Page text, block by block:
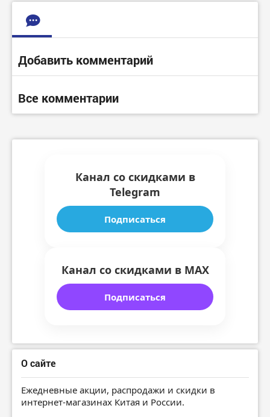
Добавить комментарий
Все комментарии
Канал со скидками в
Telegram
Подписаться
Канал со скидками в MAX
Подписаться
О сайте
Ежедневные акции, распродажи и скидки в
интернет-магазинах Китая и России.